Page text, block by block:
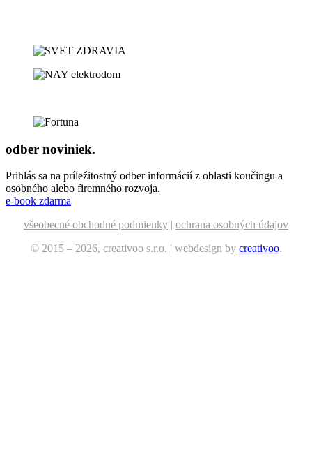
odber noviniek.
Prihlás sa na príležitostný odber informácií z oblasti koučingu a
osobného alebo firemného rozvoja.
e-book zdarma
všeobecné obchodné podmienky | ochrana osobných údajov
© 2015 – 2026, creativoo s.r.o. | webdesign by creativoo.